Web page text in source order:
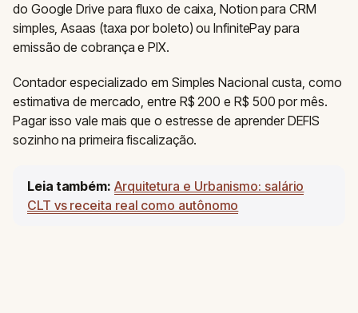
do Google Drive para fluxo de caixa, Notion para CRM
simples, Asaas (taxa por boleto) ou InfinitePay para
emissão de cobrança e PIX.
Contador especializado em Simples Nacional custa, como
estimativa de mercado, entre R$ 200 e R$ 500 por mês.
Pagar isso vale mais que o estresse de aprender DEFIS
sozinho na primeira fiscalização.
Leia também: Arquitetura e Urbanismo: salário
CLT vs receita real como autônomo